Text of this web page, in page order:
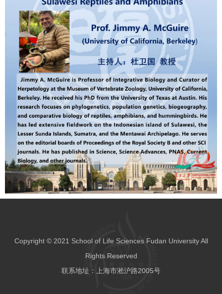
Copyright © 2021 School of Life Sciences Fudan University All
Rights Reserved
联系地址：上海市淞沪路2005号